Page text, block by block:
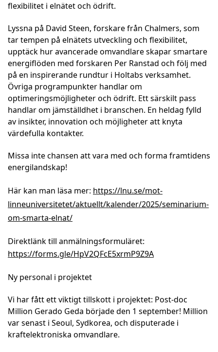
flexibilitet i elnätet och ödrift.
Lyssna på David Steen, forskare från Chalmers, som
tar tempen på elnätets utveckling och flexibilitet,
upptäck hur avancerade omvandlare skapar smartare
energiflöden med forskaren Per Ranstad och följ med
på en inspirerande rundtur i Holtabs verksamhet.
Övriga programpunkter handlar om
optimeringsmöjligheter och ödrift. Ett särskilt pass
handlar om jämställdhet i branschen. En heldag fylld
av insikter, innovation och möjligheter att knyta
värdefulla kontakter.
Missa inte chansen att vara med och forma framtidens
energilandskap!
Här kan man läsa mer: https://lnu.se/mot-
linneuniversitetet/aktuellt/kalender/2025/seminarium-
om-smarta-elnat/
Direktlänk till anmälningsformuläret:
https://forms.gle/HpV2QFcE5xrmP9Z9A
Ny personal i projektet
Vi har fått ett viktigt tillskott i projektet: Post-doc
Million Gerado Geda började den 1 september! Million
var senast i Seoul, Sydkorea, och disputerade i
kraftelektroniska omvandlare.